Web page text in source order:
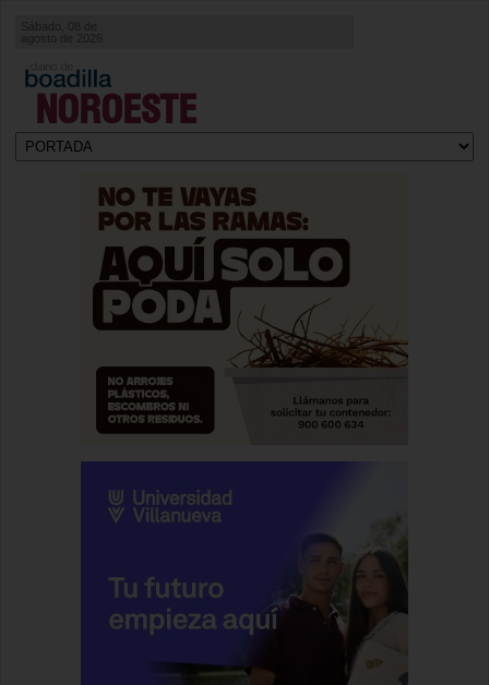
NOROESTE
Sábado, 08 de
agosto de 2026